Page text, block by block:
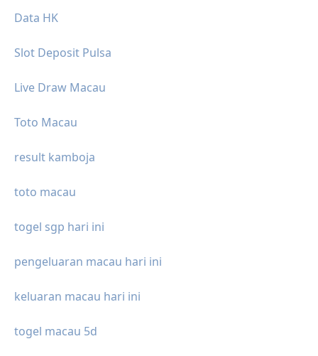
Data HK
Slot Deposit Pulsa
Live Draw Macau
Toto Macau
result kamboja
toto macau
togel sgp hari ini
pengeluaran macau hari ini
keluaran macau hari ini
togel macau 5d